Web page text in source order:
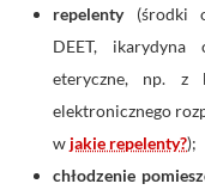
repelenty(środki
DEET,
eteryczne, np. z
elektronicznego
w jakie repelenty?);
chłodzenie